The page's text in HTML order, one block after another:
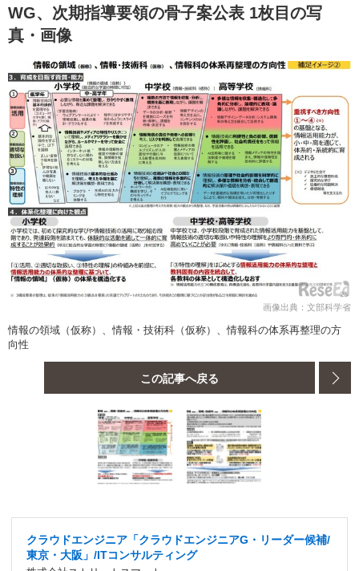
WG、次期指導要領の骨子案公表 1枚目の写
真・画像
画像出典：文部科学省
情報の領域（仮称）、情報・技術科（仮称）、情報科の体系再整理の方
向性
この記事へ戻る
クラウドエンジニア「クラウドエンジニアG・リーダー候補/
東京・大阪」/ITコンサルティング